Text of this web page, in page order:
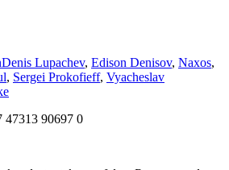
Denis Lupachev, Edison Denisov, Naxos,
, Sergei Prokofieff, Vyacheslav
47313 90697 0